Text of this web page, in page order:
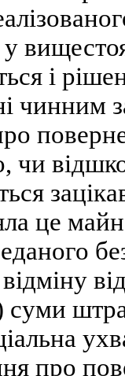
і
чинним
чи
це
суми
про